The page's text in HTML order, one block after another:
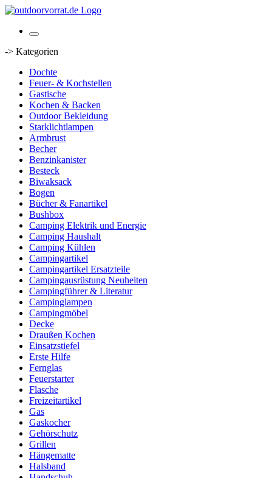
-> Kategorien
Dochte
Feuer- & Kochstellen
Gastische
Kochen & Backen
Outdoor Bekleidung
Starklichtlampen
Armbrust
Becher
Benzinkanister
Besteck
Biwaksack
Bogen
Bücher & Fanartikel
Bushbox
Camping Elektrik und Energie
Camping Haushalt
Camping Kühlen
Campingartikel
Campingartikel Ersatzteile
Campingausrüstung Neuheiten
Campingführer & Literatur
Campinglampen
Campingmöbel
Decke
Draußen Kochen
Einsatzstiefel
Erste Hilfe
Fernglas
Feuerstarter
Flasche
Freizeitartikel
Gas
Gaskocher
Gehörschutz
Grillen
Hängematte
Halsband